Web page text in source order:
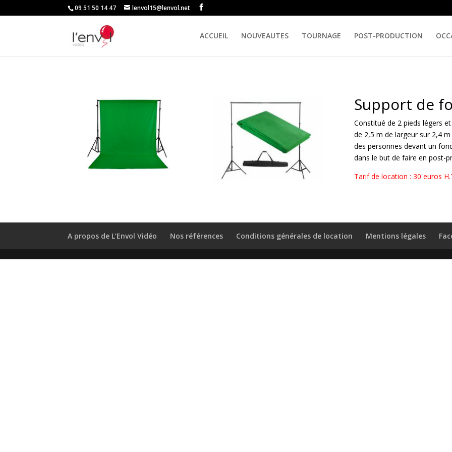
09 51 50 14 47 lenvol15@lenvol.net
ACCUEIL NOUVEAUTES TOURNAGE POST-PRODUCTION
Support de
Constitué de 2 pieds légers
de 2,5 m de largeur sur 2,4
des personnes devant un
dans le but de faire en post-
Tarif de location : 30 euros
A propos de L’Envol Vidéo Nos références Conditions générales de location Mentions légales